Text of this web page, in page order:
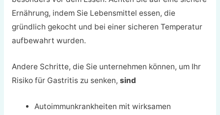
Ernährung, indem Sie Lebensmittel essen, die
gründlich gekocht und bei einer sicheren Temperatur
aufbewahrt wurden.
Andere Schritte, die Sie unternehmen können, um Ihr
Risiko für Gastritis zu senken, sind
Autoimmunkrankheiten mit wirksamen